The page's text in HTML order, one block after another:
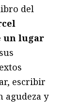
del
un lugar
escribir
agudeza y